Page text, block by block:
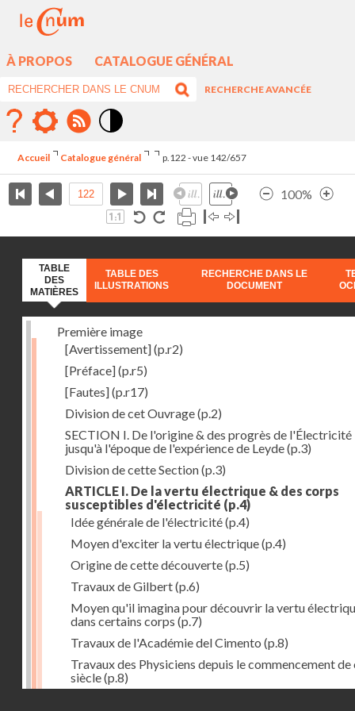
À PROPOS CATALOGUE GÉNÉRAL
RECHERCHE AVANCÉE
élévé
Accueil Catalogue général p.122 - vue 142/657
100%
TABLE
DES
MATIÈRES
TABLE DES
ILLUSTRATIONS
RECHERCHE DANS LE
DOCUMENT
Première image
[Avertissement](p.r2)
[Préface](p.r5)
[Fautes](p.r17)
Division de cet Ouvrage(p.2)
SECTION I. De l'origine & des progrès de l'Électricité
jusqu'à l'époque de l'expérience de Leyde(p.3)
Division de cette Section(p.3)
ARTICLE I. De la vertu électrique & des corps
susceptibles d'électricité (p.4)
Idée générale de l'électricité(p.4)
Moyen d'exciter la vertu électrique(p.4)
Origine de cette découverte(p.5)
Travaux de Gilbert(p.6)
Moyen qu'il imagina pour découvrir la vertu
dans certains corps (p.7)
Travaux de l'Académie del Cimento (p.8)
Travaux des Physiciens depuis le commencement de
siècle(p.8)